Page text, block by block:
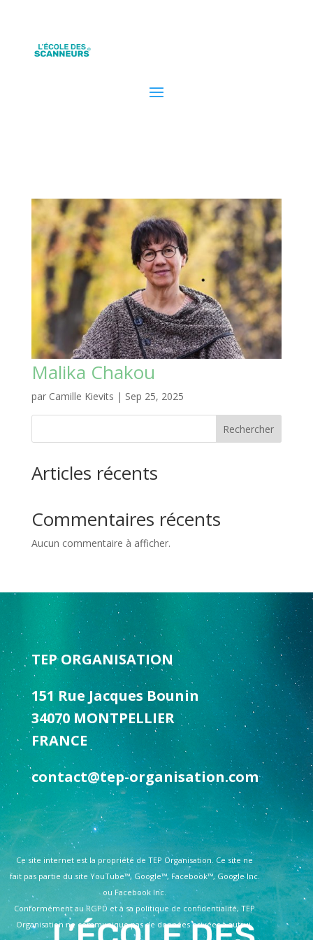
Malika Chakou
par Camille Kievits | Sep 25, 2025
Rechercher
Articles récents
Commentaires récents
Aucun commentaire à afficher.
TEP ORGANISATION
151 Rue Jacques Bounin
34070 MONTPELLIER
FRANCE
contact@tep-organisation.com
Ce site internet est la propriété de TEP Organisation. Ce site ne
fait pas partie du site YouTube™, Google™, Facebook™, Google Inc.
ou Facebook Inc.
Conformément au RGPD et à sa politique de confidentialité, TEP
Organisation ne communique pas de données privées à autrui.